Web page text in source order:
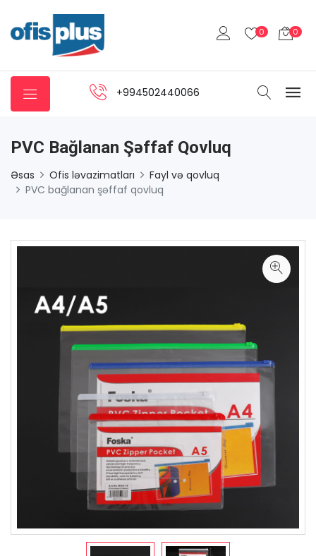
0 0
+994502440066
PVC Bağlanan Şəffaf Qovluq
Əsas Ofis ləvazimatları
Fayl və qovluq
PVC bağlanan şəffaf qovluq